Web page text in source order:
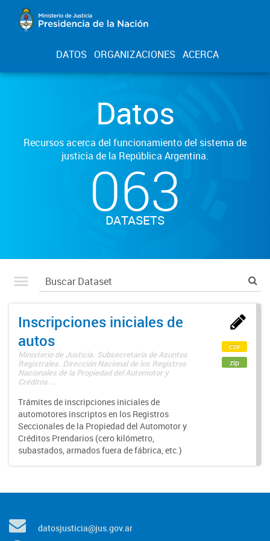
DATOS ORGANIZACIONES ACERCA
Datos
Recursos acerca del funcionamiento del sistema de
justicia de la República Argentina.
063
DATASETS
Inscripciones iniciales de
autos
Ministerio de Justicia. Subsecretaría de Asuntos
Registrales. Dirección Nacional de los Registros
Nacionales de la Propiedad del Automotor y
Créditos ...
Trámites de inscripciones iniciales de
automotores inscriptos en los Registros
Seccionales de la Propiedad del Automotor y
Créditos Prendarios (cero kilómetro,
subastados, armados fuera de fábrica, etc.)
csv
zip
datosjusticia@jus.gov.ar